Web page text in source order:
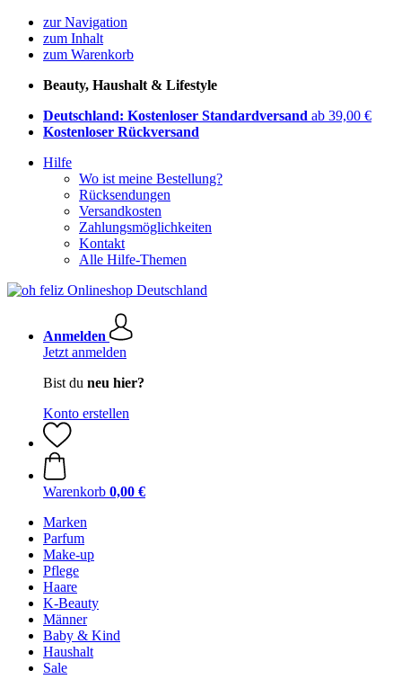
zur Navigation
zum Inhalt
zum Warenkorb
Beauty, Haushalt & Lifestyle
Deutschland: Kostenloser Standardversand ab 39,00 €
Kostenloser Rückversand
Hilfe
Wo ist meine Bestellung?
Rücksendungen
Versandkosten
Zahlungsmöglichkeiten
Kontakt
Alle Hilfe-Themen
Anmelden
Jetzt anmelden
Bist du neu hier?
Konto erstellen
Warenkorb 0,00 €
Marken
Parfum
Make-up
Pflege
Haare
K-Beauty
Männer
Baby & Kind
Haushalt
Sale